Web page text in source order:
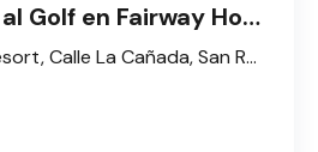
Villa con vista al Golf en Fairway Homes - La Estancia Golf
La Estancia Golf Resort, Calle La Cañada, San Rafael del Yuma, La Altagracia, République dominicaine